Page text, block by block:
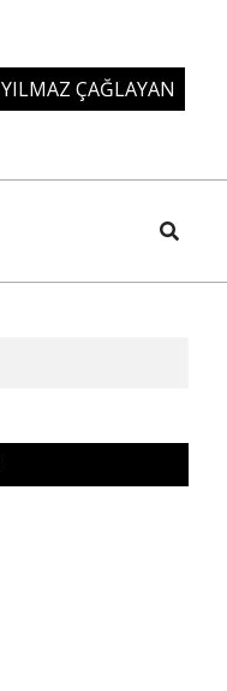
ÇAĞLAYAN
Search